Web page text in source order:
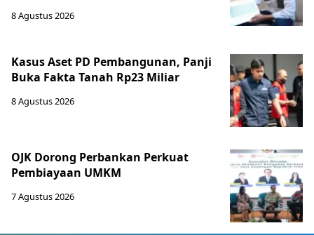
8 Agustus 2026
Kasus Aset PD Pembangunan, Panji
Buka Fakta Tanah Rp23 Miliar
8 Agustus 2026
OJK Dorong Perbankan Perkuat
Pembiayaan UMKM
7 Agustus 2026